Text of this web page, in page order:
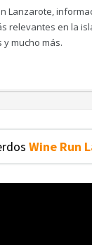
Lanzarote,
relevantes en la
y mucho más.
Wine Run